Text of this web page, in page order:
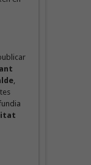
,